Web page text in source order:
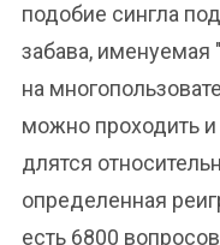
подобие сингла
забава, именуемая
на
можно проходить
длятся
определенная
есть 6800